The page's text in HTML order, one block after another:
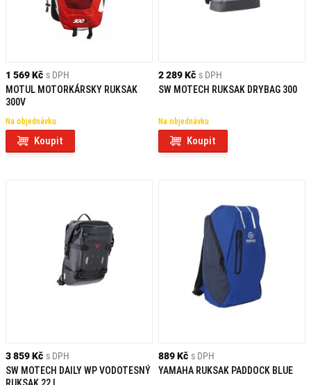
1 569 Kč s DPH
MOTUL MOTORKÁRSKY RUKSAK
300V
Na objednávku
Koupit
2 289 Kč s DPH
SW MOTECH RUKSAK DRYBAG 300
Na objednávku
Koupit
3 859 Kč s DPH
SW MOTECH DAILY WP VODOTESNÝ
889 Kč s DPH
YAMAHA RUKSAK PADDOCK BLUE